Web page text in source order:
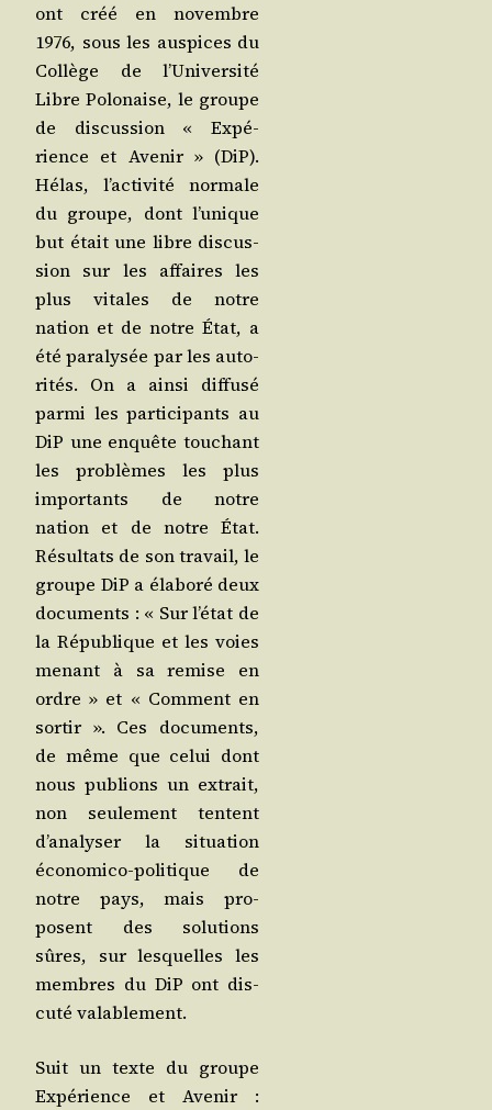
ont créé en novembre
1976, sous les aus­pices du
Col­lège de l’U­ni­ver­si­té
Libre Polo­naise, le groupe
de dis­cus­sion « Expé­
rience et Ave­nir » (DiP).
Hélas, l’ac­ti­vi­té nor­male
du groupe, dont l’u­nique
but était une libre dis­cus­
sion sur les affaires les
plus vitales de notre
nation et de notre État, a
été para­ly­sée par les auto­
ri­tés. On a ain­si dif­fu­sé
par­mi les par­ti­ci­pants au
DiP une enquête tou­chant
les pro­blèmes les plus
impor­tants de notre
nation et de notre État.
Résul­tats de son tra­vail, le
groupe DiP a éla­bo­ré deux
docu­ments : « Sur l’é­tat de
la Répu­blique et les voies
menant à sa remise en
ordre » et « Com­ment en
sor­tir ». Ces docu­ments,
de même que celui dont
nous publions un extrait,
non seule­ment tentent
d’a­na­ly­ser la situa­tion
éco­no­mi­co-poli­tique de
notre pays, mais pro­
posent des solu­tions
sûres, sur les­quelles les
membres du DiP ont dis­
cu­té valablement.
Suit un texte du groupe
Expé­rience et Ave­nir :